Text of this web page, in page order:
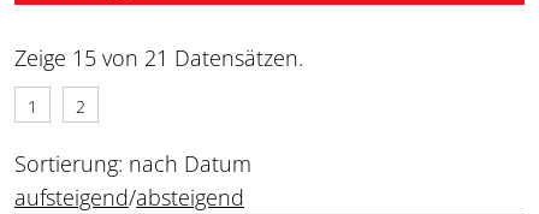
Zeige 15 von 21 Datensätzen.
1 2
Sortierung: nach Datum
aufsteigend/absteigend